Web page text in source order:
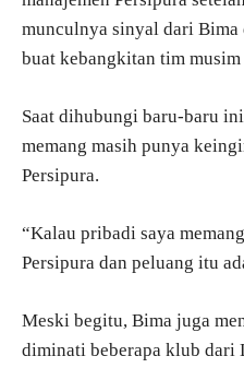
munculnya sinyal dari
buat kebangkitan tim musim
Saat dihubungi baru-baru
memang masih punya
Persipura.
“Kalau pribadi saya
Persipura dan peluang itu
Meski begitu, Bima juga
diminati beberapa klub dari